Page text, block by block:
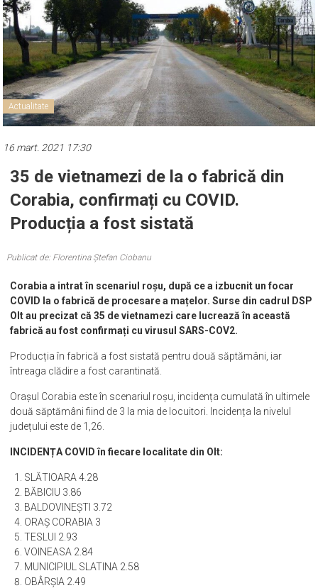
Actualitate
16 mart. 2021 17:30
35 de vietnamezi de la o fabrică din
Corabia, confirmați cu COVID.
Producția a fost sistată
Publicat de: Florentina Ștefan Ciobanu
Corabia a intrat în scenariul roșu, după ce a izbucnit un focar
COVID la o fabrică de procesare a mațelor. Surse din cadrul DSP
Olt au precizat că 35 de vietnamezi care lucrează în această
fabrică au fost confirmați cu virusul SARS-COV2.
Producția în fabrică a fost sistată pentru două săptămâni, iar
întreaga clădire a fost carantinată.
Orașul Corabia este în scenariul roșu, incidența cumulată în ultimele
două săptămâni fiind de 3 la mia de locuitori. Incidența la nivelul
județului este de 1,26.
INCIDENȚA COVID în fiecare localitate din Olt:
SLĂTIOARA 4.28
BĂBICIU 3.86
BALDOVINEŞTI 3.72
ORAŞ CORABIA 3
TESLUI 2.93
VOINEASA 2.84
MUNICIPIUL SLATINA 2.58
OBÂRŞIA 2.49